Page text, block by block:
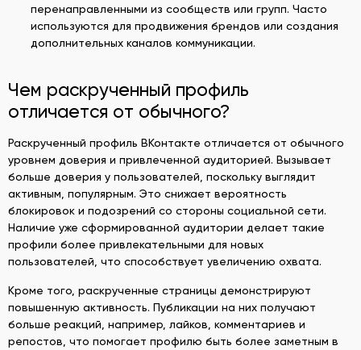
перенаправленными из сообществ или групп. Часто
используются для продвижения брендов или создания
дополнительных каналов коммуникации.
Чем раскрученный профиль
отличается от обычного?
Раскрученный профиль ВКонтакте отличается от обычного
уровнем доверия и привлеченной аудиторией. Вызывает
больше доверия у пользователей, поскольку выглядит
активным, популярным. Это снижает вероятность
блокировок и подозрений со стороны социальной сети.
Наличие уже сформированной аудитории делает такие
профили более привлекательными для новых
пользователей, что способствует увеличению охвата.
Кроме того, раскрученные страницы демонстрируют
повышенную активность. Публикации на них получают
больше реакций, например, лайков, комментариев и
репостов, что помогает профилю быть более заметным в